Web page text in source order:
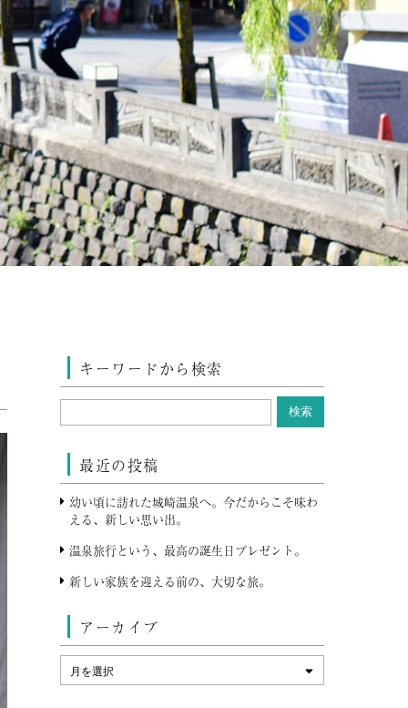
キーワードから検索
最近の投稿
幼い頃に訪れた城崎温泉へ。今だからこそ味わ
える、新しい思い出。
温泉旅行という、最高の誕生日プレゼント。
新しい家族を迎える前の、大切な旅。
アーカイブ